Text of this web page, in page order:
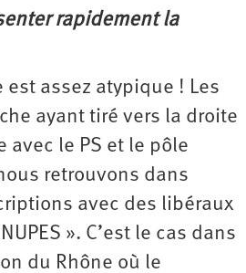
rapidement la
assez atypique ! Les
ayant tiré vers la droite
le PS et le pôle
retrouvons dans
avec des libéraux
». C’est le cas dans
du Rhône où le